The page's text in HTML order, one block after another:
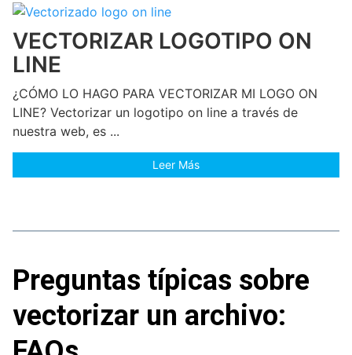
VECTORIZAR LOGOTIPO ON
LINE
¿CÓMO LO HAGO PARA VECTORIZAR MI LOGO ON
LINE? Vectorizar un logotipo on line a través de
nuestra web, es ...
Leer Más
Preguntas típicas sobre
vectorizar un archivo: